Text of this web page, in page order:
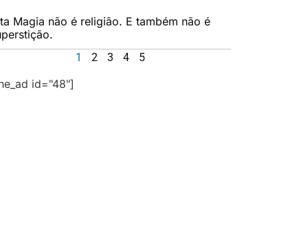
Magia não é religião. E também não é
1 2 3 4 5
id="48"]